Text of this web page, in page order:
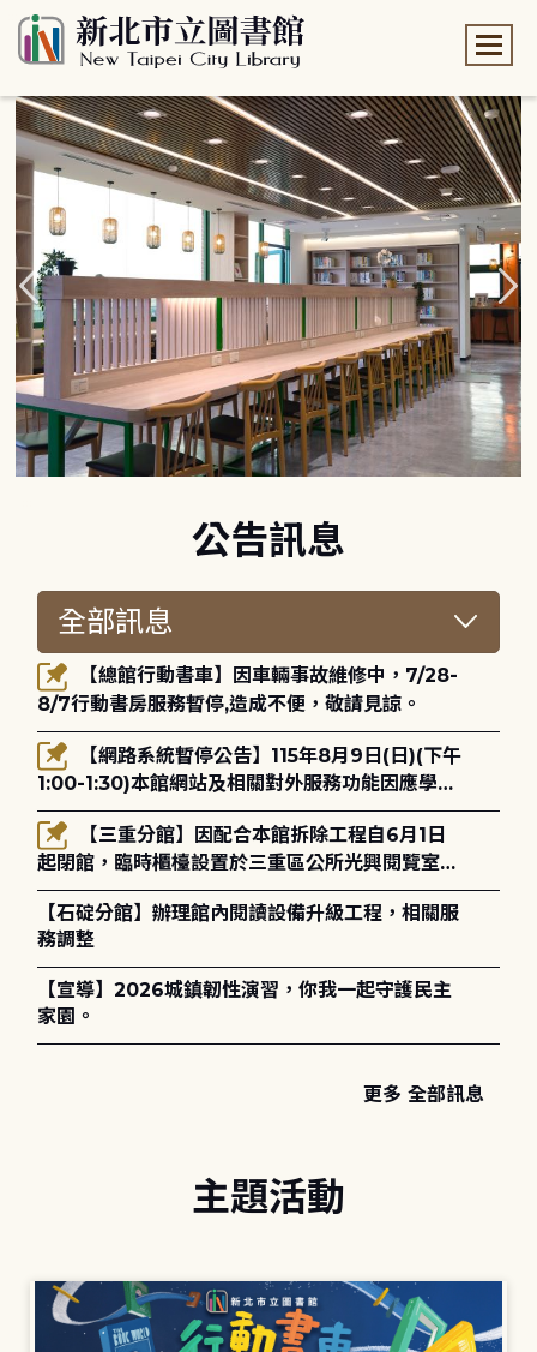
公告訊息
8/7行動書房服務暫停,造成不便，敬請見諒。
1:00-1:30)本館網站及相關對外服務功能因應學術
網路升級更新將暫停服務。
起閉館，臨時櫃檯設置於三重區公所光興閱覽室，
造成不便，敬請見諒。
【石碇分館】辦理館內閱讀設備升級工程，相關服
務調整
【宣導】2026城鎮韌性演習，你我一起守護民主
家園。
更多 全部訊息
主題活動